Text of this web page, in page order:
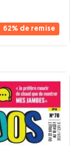
62% de remise